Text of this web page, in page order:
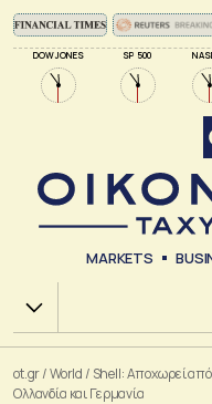
DOW JONES SP 500
MARKETS
Χ.Α.
ot.gr/World / Shell: Αποχωρεί από
Ολλανδία και Γερμανία